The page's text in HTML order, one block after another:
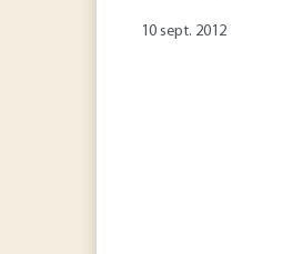
10 sept. 2012